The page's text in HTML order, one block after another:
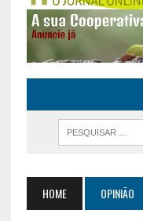
HOME OPINIÃO